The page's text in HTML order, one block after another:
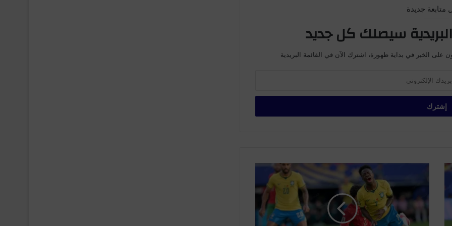
متابعة جديدة
سيصلك كل جديد
الخبر في بداية ظهورة، اشترك الآن في القائمة البريدية